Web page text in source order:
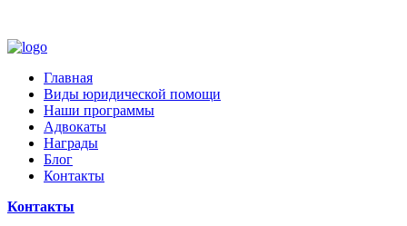
Главная
Виды юридической помощи
Наши программы
Адвокаты
Награды
Блог
Контакты
Контакты